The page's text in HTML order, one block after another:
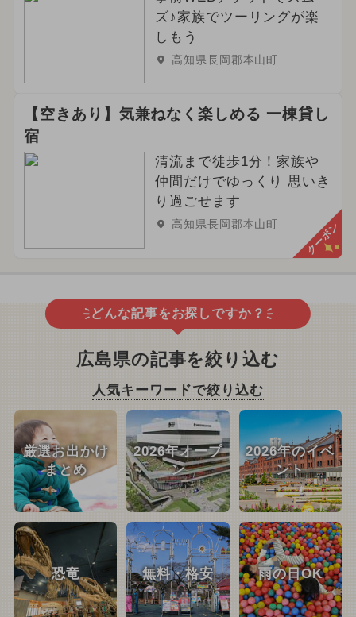
ズ♪家族でツーリングが楽
しもう
高知県長岡郡本山町
【空きあり】気兼ねなく楽しめる 一棟貸し
宿
清流まで徒歩1分！家族や
仲間だけでゆっくり 思いき
り過ごせます
高知県長岡郡本山町 クーポン
どんな記事をお探しですか？
広島県の記事を絞り込む
人気キーワードで絞り込む
厳選お出かけ
まとめ
2026年オープ
ン
2026年のイベ
ント
恐竜 無料・格安 雨の日OK